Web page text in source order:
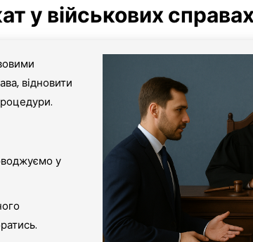
у військових
відновити
у